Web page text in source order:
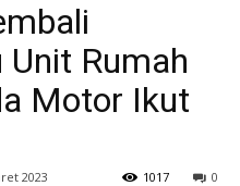
Unit Rumah
Motor Ikut
2023 0
1017